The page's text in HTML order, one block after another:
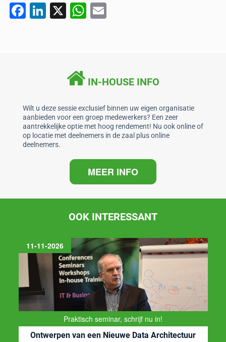
F
o
k
Li
X
W
A
p
p
IN-HOUSE INFO
Wilt u deze sessie exclusief binnen uw eigen organisatie
aanbieden voor een groep medewerkers? Een zeer
aantrekkelijke optie met hoog rendement! Nu ook online of
op locatie met deelnemers in de zaal plus online
deelnemers.
MEER INFO
OOK INTERESSANT
25-11-2026
Praktische workshop met Mathias Vercauteren
Data Governance Sprint